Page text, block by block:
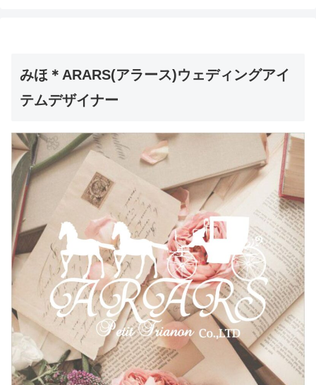
みほ＊ARARS(アラース)ウェディングアイ
テムデザイナー